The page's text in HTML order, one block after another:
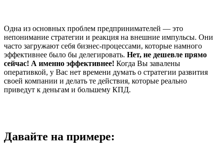
Одна из основных проблем предпринимателей — это
непонимание стратегии и реакция на внешние импульсы. Они
часто загружают себя бизнес-процессами, которые намного
эффективнее было бы делегировать. Нет, не дешевле прямо
сейчас! А именно эффективнее! Когда Вы завалены
оперативкой, у Вас нет времени думать о стратегии развития
своей компании и делать те действия, которые реально
приведут к деньгам и большему КПД.
Давайте на примере: